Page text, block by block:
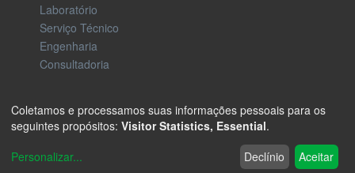
Laboratório
Serviço Técnico
Engenharia
Consultadoria
Política de cookies
Copyright ® Zonosistem Ingeniería del Ozono S.L.U.
Coletamos e processamos suas informações pessoais para os
seguintes propósitos: Visitor Statistics, Essential.
Personalizar... Declínio Aceitar